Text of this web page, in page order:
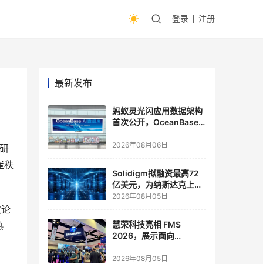
登录 注册
秩
最新发布
蚂蚁灵光闪应用数据架构
首次公开，OceanBase
2026年08月06日
Solidigm拟融资最高72
亿美元，为纳斯达克上市
做准备
2026年08月05日
慧荣科技亮相 FMS
2026，展示面向
存储方案
2026年08月05日